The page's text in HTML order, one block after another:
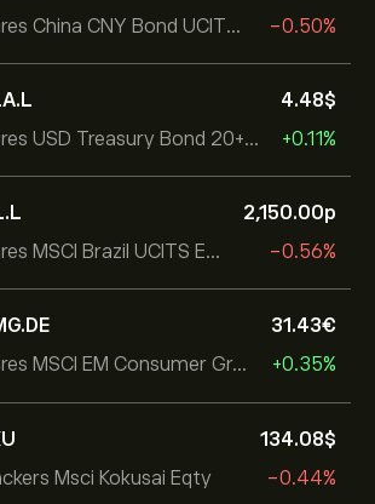
iShares China CNY Bond UCITS ETF
-0.50%
iShares USD Treasury Bond 20+yr UCITS ETF
4.48‎$‎
+0.11%
iShares MSCI Brazil UCITS ETF (Dist)
2,150.00‎p‎
-0.56%
iShares MSCI EM Consumer Growth UCITS ETF
31.43‎€‎
+0.35%
Msci Kokusai Eqty
134.08‎$‎
-0.44%